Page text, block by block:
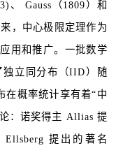
、 Gauss（1809）和
，中心极限定理作为
用和推广。一批数学
独立同分布（IID）随
在概率统计享有着“中
：诺奖得主 Allias 提
提出的著名